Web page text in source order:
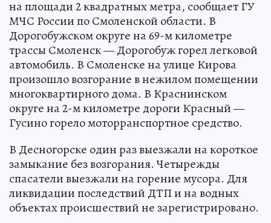
на площади 2 квадратных метра, сообщает ГУ
МЧС России по Смоленской области. В
Дорогобужском округе на 69-м километре
трассы Смоленск — Дорогобуж горел легковой
автомобиль. В Смоленске на улице Кирова
произошло возгорание в нежилом помещении
многоквартирного дома. В Краснинском
округе на 2-м километре дороги Красный —
Гусино горело моторранспортное средство.
В Десногорске один раз выезжали на короткое
замыкание без возгорания. Четырежды
спасатели выезжали на горение мусора. Для
ликвидации последствий ДТП и на водных
объектах происшествий не зарегистрировано.